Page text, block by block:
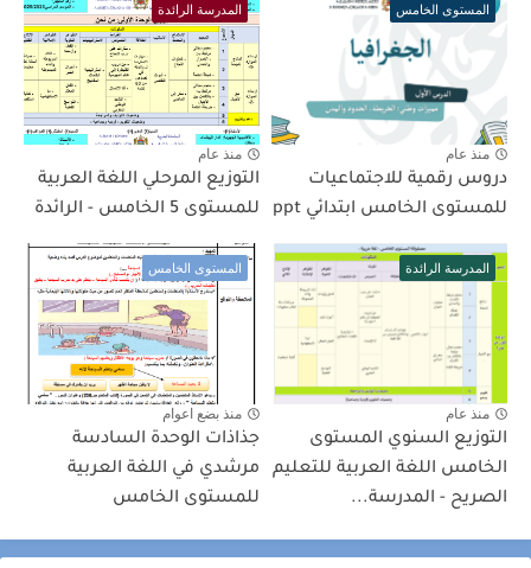
المستوى الخامس
منذ عام
دروس رقمية للاجتماعيات
للمستوى الخامس ابتدائي ppt
المدرسة الرائدة
منذ عام
التوزيع المرحلي اللغة العربية
للمستوى 5 الخامس - الرائدة
المدرسة الرائدة
منذ عام
التوزيع السنوي المستوى
الخامس اللغة العربية للتعليم
الصريح - المدرسة...
المستوى الخامس
منذ بضع اعوام
جذاذات الوحدة السادسة
مرشدي في اللغة العربية
للمستوى الخامس